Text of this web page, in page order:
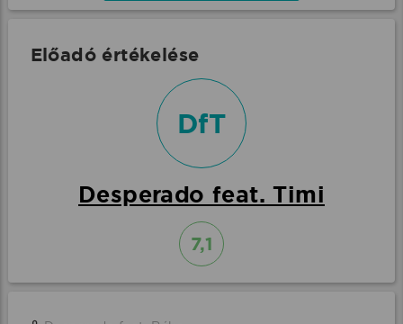
Előadó értékelése
DfT
Desperado feat. Timi
7,1